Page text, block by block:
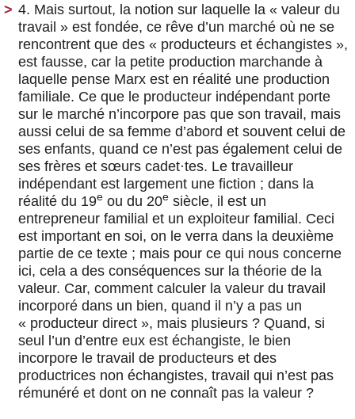
4. Mais surtout, la notion sur laquelle la « valeur du
travail » est fondée, ce rêve d’un marché où ne se
rencontrent que des « producteurs et échangistes »,
est fausse, car la petite production marchande à
laquelle pense Marx est en réalité une production
familiale. Ce que le producteur indépendant porte
sur le marché n’incorpore pas que son travail, mais
aussi celui de sa femme d’abord et souvent celui de
ses enfants, quand ce n’est pas également celui de
ses frères et sœurs cadet·tes. Le travailleur
indépendant est largement une fiction ; dans la
réalité du 19e ou du 20e siècle, il est un
entrepreneur familial et un exploiteur familial. Ceci
est important en soi, on le verra dans la deuxième
partie de ce texte ; mais pour ce qui nous concerne
ici, cela a des conséquences sur la théorie de la
valeur. Car, comment calculer la valeur du travail
incorporé dans un bien, quand il n’y a pas un
« producteur direct », mais plusieurs ? Quand, si
seul l’un d’entre eux est échangiste, le bien
incorpore le travail de producteurs et des
productrices non échangistes, travail qui n’est pas
rémunéré et dont on ne connaît pas la valeur ?